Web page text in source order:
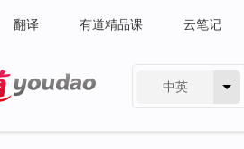
翻译 有道精品课 云笔记
中英